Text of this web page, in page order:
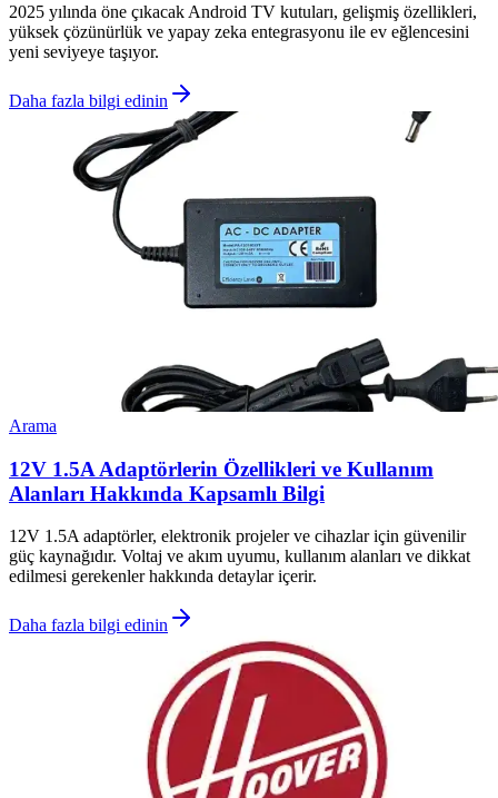
2025 yılında öne çıkacak Android TV kutuları, gelişmiş özellikleri,
yüksek çözünürlük ve yapay zeka entegrasyonu ile ev eğlencesini
yeni seviyeye taşıyor.
Daha fazla bilgi edinin
Arama
12V 1.5A Adaptörlerin Özellikleri ve Kullanım
Alanları Hakkında Kapsamlı Bilgi
12V 1.5A adaptörler, elektronik projeler ve cihazlar için güvenilir
güç kaynağıdır. Voltaj ve akım uyumu, kullanım alanları ve dikkat
edilmesi gerekenler hakkında detaylar içerir.
Daha fazla bilgi edinin